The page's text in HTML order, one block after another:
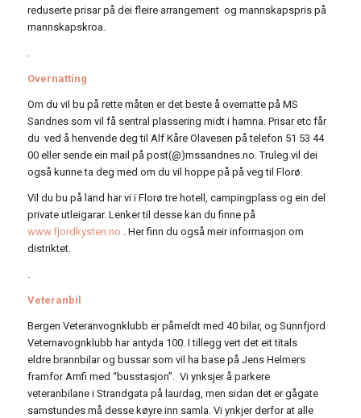
reduserte prisar på dei fleire arrangement og mannskapspris på
mannskapskroa.
Overnatting
Om du vil bu på rette måten er det beste å overnatte på MS
Sandnes som vil få sentral plassering midt i hamna. Prisar etc får
du ved å henvende deg til Alf Kåre Olavesen på telefon 51 53 44
00 eller sende ein mail på post(@)mssandnes.no. Truleg vil dei
også kunne ta deg med om du vil hoppe på på veg til Florø.
Vil du bu på land har vi i Florø tre hotell, campingplass og ein del
private utleigarar. Lenker til desse kan du finne på
www.fjordkysten.no . Her finn du også meir informasjon om
distriktet.
Veteranbil
Bergen Veteranvognklubb er påmeldt med 40 bilar, og Sunnfjord
Veternavognklubb har antyda 100. I tillegg vert det eit titals
eldre brannbilar og bussar som vil ha base på Jens Helmers
framfor Amfi med “busstasjon”. Vi ynksjer å parkere
veteranbilane i Strandgata på laurdag, men sidan det er gågate
samstundes må desse køyre inn samla. Vi ynkjer derfor at alle